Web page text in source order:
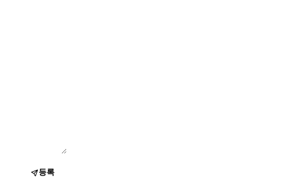
등록